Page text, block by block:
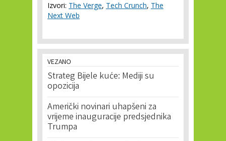
Izvori: The Verge, Tech Crunch, The
Next Web
VEZANO
Strateg Bijele kuće: Mediji su
opozicija
Američki novinari uhapšeni za
vrijeme inauguracije predsjednika
Trumpa